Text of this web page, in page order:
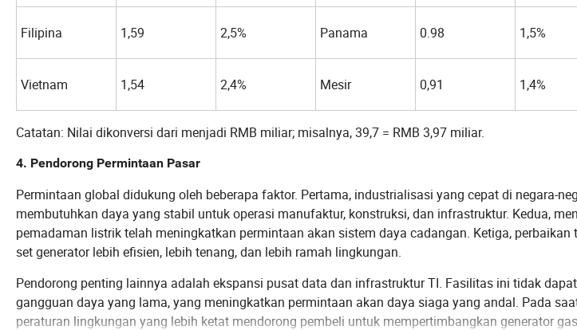
Filipina 1,59 2,5% Panama 0.98 1,5%
Vietnam 1,54 2,4% Mesir 0,91 1,4%
Catatan: Nilai dikonversi dari menjadi RMB miliar; misalnya, 39,7 = RMB 3,97 miliar.
4. Pendorong Permintaan Pasar
Permintaan global didukung oleh beberapa faktor. Pertama, industrialisasi yang cepat di negara-
membutuhkan daya yang stabil untuk operasi manufaktur, konstruksi, dan infrastruktur. Kedua,
pemadaman listrik telah meningkatkan permintaan akan sistem daya cadangan. Ketiga,
set generator lebih efisien, lebih tenang, dan lebih ramah lingkungan.
Pendorong penting lainnya adalah ekspansi pusat data dan infrastruktur TI. Fasilitas ini tidak
gangguan daya yang lama, yang meningkatkan permintaan akan daya siaga yang andal. Pada
peraturan lingkungan yang lebih ketat mendorong pembeli untuk mempertimbangkan generator